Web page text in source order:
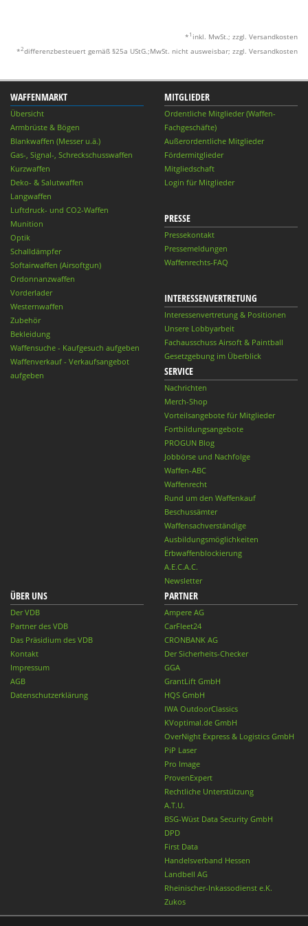
* 1 inkl. MwSt.; zzgl. Versandkosten
*2differenzbesteuert gemäß §25a UStG.;MwSt. nicht ausweisbar; zzgl. Versandkosten
WAFFENMARKT
Übersicht
Armbrüste & Bögen
Blankwaffen (Messer u.ä.)
Gas-, Signal-, Schreckschusswaffen
Kurzwaffen
Deko- & Salutwaffen
Langwaffen
Luftdruck- und CO2-Waffen
Munition
Optik
Schalldämpfer
Softairwaffen (Airsoftgun)
Ordonnanzwaffen
Vorderlader
Westernwaffen
Zubehör
Bekleidung
Waffensuche - Kaufgesuch aufgeben
Waffenverkauf - Verkaufsangebot
aufgeben
MITGLIEDER
Ordentliche Mitglieder (Waffen-
Fachgeschäfte)
Außerordentliche Mitglieder
Fördermitglieder
Mitgliedschaft
Login für Mitglieder
PRESSE
Pressekontakt
Pressemeldungen
Waffenrechts-FAQ
INTERESSENVERTRETUNG
Interessenvertretung & Positionen
Unsere Lobbyarbeit
Fachausschuss Airsoft & Paintball
Gesetzgebung im Überblick
SERVICE
Nachrichten
Merch-Shop
Vorteilsangebote für Mitglieder
Fortbildungsangebote
PROGUN Blog
Jobbörse und Nachfolge
Waffen-ABC
Waffenrecht
Rund um den Waffenkauf
Beschussämter
Waffensachverständige
Ausbildungsmöglichkeiten
Erbwaffenblockierung
A.E.C.A.C.
Newsletter
ÜBER UNS
Der VDB
Partner des VDB
Das Präsidium des VDB
Kontakt
Impressum
AGB
Datenschutzerklärung
PARTNER
Ampere AG
CarFleet24
CRONBANK AG
Der Sicherheits-Checker
GGA
GrantLift GmbH
HQS GmbH
IWA OutdoorClassics
KVoptimal.de GmbH
OverNight Express & Logistics GmbH
PiP Laser
Pro Image
ProvenExpert
Rechtliche Unterstützung
A.T.U.
BSG-Wüst Data Security GmbH
DPD
First Data
Handelsverband Hessen
Landbell AG
Rheinischer-Inkassodienst e.K.
Zukos